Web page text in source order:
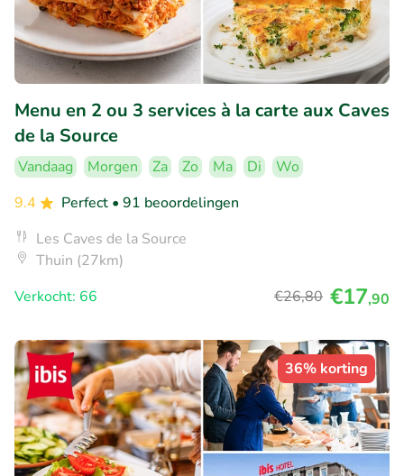
Menu en 2 ou 3 services à la carte aux Caves
de la Source
Vandaag Morgen Za Zo Ma Di
Wo
9.4
Perfect • 91 beoordelingen
Les Caves de la Source
Thuin (27km)
Verkocht: 66
€26,80 €17,90
36% korting